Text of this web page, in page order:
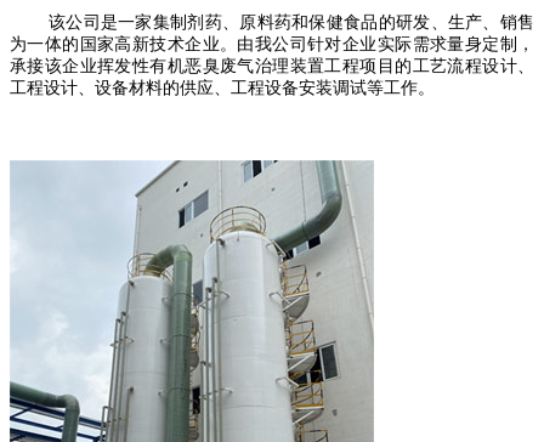
该公司是一家集制剂药、原料药和保健食品的研发、生产、销售
为一体的国家高新技术企业。由我公司针对企业实际需求量身定制，
承接该企业挥发性有机恶臭废气治理装置工程项目的工艺流程设计、
工程设计、设备材料的供应、工程设备安装调试等工作。